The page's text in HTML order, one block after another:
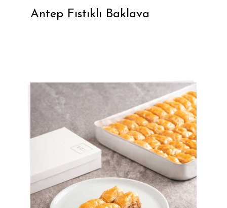
Antep Fıstıklı Baklava